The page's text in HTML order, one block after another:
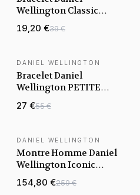
Wellington Classic
Sheffield en cuir
véritable
19,20 €39 €
DANIEL WELLINGTON
Bracelet Daniel
Wellington PETITE
DURHAM en cuir
27 €55 €
NOUVEAUTÉ
DANIEL WELLINGTON
Montre Homme Daniel
Wellington Iconic
Paradigma Link
DW00100821 noire
154,80 €259 €